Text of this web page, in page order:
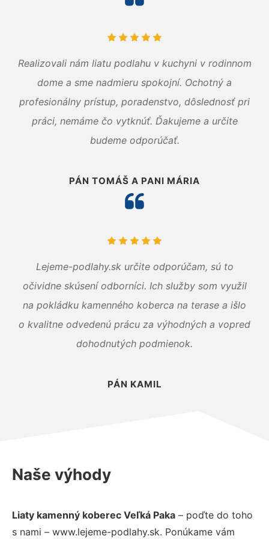
Realizovali nám liatu podlahu v kuchyni v rodinnom
dome a sme nadmieru spokojní. Ochotný a
profesionálny prístup, poradenstvo, dôslednosť pri
práci, nemáme čo vytknúť. Ďakujeme a určite
budeme odporúčať.
PÁN TOMÁŠ A PANI MÁRIA
Lejeme-podlahy.sk určite odporúčam, sú to
očividne skúsení odborníci. Ich služby som využil
na pokládku kamenného koberca na terase a išlo
o kvalitne odvedenú prácu za výhodných a vopred
dohodnutých podmienok.
PÁN KAMIL
Naše výhody
Liaty kamenný koberec Veľká Paka – poďte do toho
s nami – www.lejeme-podlahy.sk. Ponúkame vám